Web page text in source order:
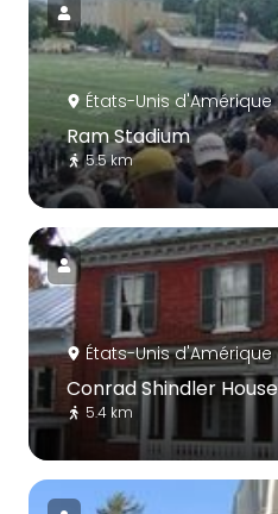
États-Unis d'Amérique
Ram Stadium
5.5 km
États-Unis d'Amérique
Conrad Shindler House
5.4 km